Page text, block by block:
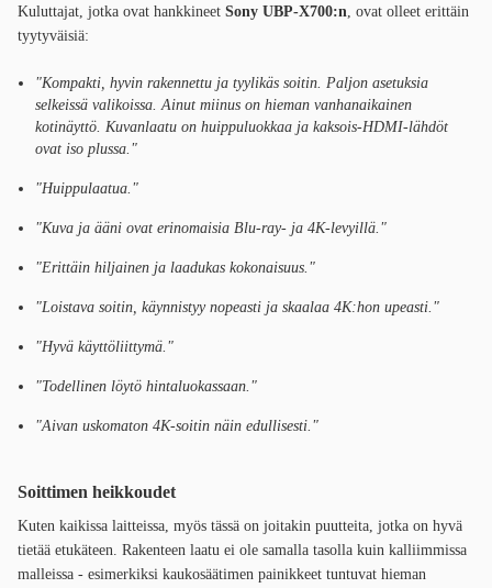
Kuluttajat, jotka ovat hankkineet Sony UBP-X700:n , ovat olleet erittäin
tyytyväisiä:
"Kompakti, hyvin rakennettu ja tyylikäs soitin. Paljon asetuksia
selkeissä valikoissa. Ainut miinus on hieman vanhanaikainen
kotinäyttö. Kuvanlaatu on huippuluokkaa ja kaksois-HDMI-lähdöt
ovat iso plussa."
"Huippulaatua."
"Kuva ja ääni ovat erinomaisia Blu-ray- ja 4K-levyillä."
"Erittäin hiljainen ja laadukas kokonaisuus."
"Loistava soitin, käynnistyy nopeasti ja skaalaa 4K:hon upeasti."
"Hyvä käyttöliittymä."
"Todellinen löytö hintaluokassaan."
"Aivan uskomaton 4K-soitin näin edullisesti."
Soittimen heikkoudet
Kuten kaikissa laitteissa, myös tässä on joitakin puutteita, jotka on hyvä
tietää etukäteen. Rakenteen laatu ei ole samalla tasolla kuin kalliimmissa
malleissa - esimerkiksi kaukosäätimen painikkeet tuntuvat hieman